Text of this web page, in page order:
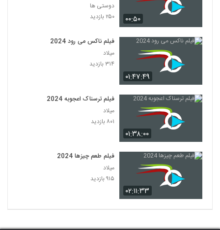
۰۰:۵۰
دوستی ها
۲۵۰ بازدید
۰۱:۴۷:۴۹
فیلم ناکس می رود 2024
میلاد
۳۱۴ بازدید
۰۱:۳۸:۰۰
فیلم ترسناک اعجوبه 2024
میلاد
۸۰۱ بازدید
۰۲:۱۱:۳۳
فیلم طعم چیزها 2024
میلاد
۹۱۵ بازدید